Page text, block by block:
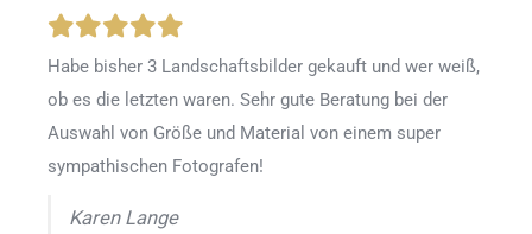
Habe bisher 3 Landschaftsbilder gekauft und wer weiß,
ob es die letzten waren. Sehr gute Beratung bei der
Auswahl von Größe und Material von einem super
sympathischen Fotografen!
Karen Lange